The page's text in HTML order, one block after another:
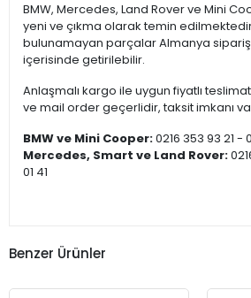
BMW, Mercedes, Land Rover ve Mini
yeni ve çıkma olarak temin
bulunamayan parçalar Almanya siparişi
içerisinde getirilebilir.
Anlaşmalı kargo ile uygun fiyatlı
ve mail order geçerlidir, taksit imkanı
BMW ve Mini Cooper:0216 353 93 21 -
Mercedes, Smart ve Land Rover:
01 41
Benzer Ürünler